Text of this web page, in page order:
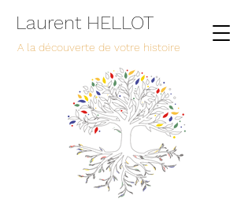
Laurent HELLOT
A la découverte de votre histoire